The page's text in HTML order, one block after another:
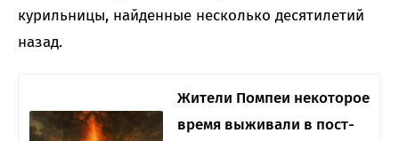
курильницы, найденные несколько десятилетий
назад.
Жители Помпеи некоторое
время выживали в пост-